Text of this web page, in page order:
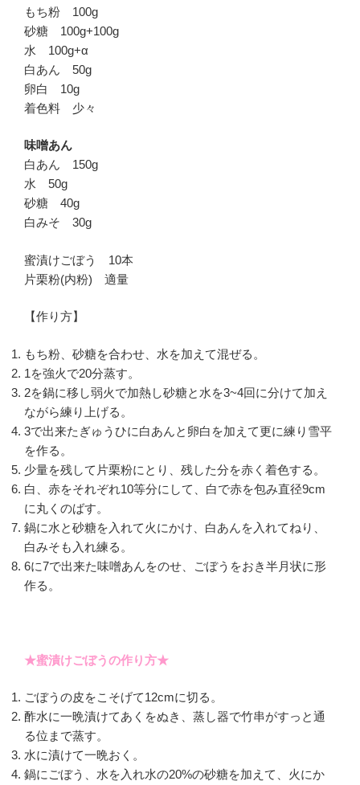
もち粉 100g
砂糖 100g+100g
水 100g+α
白あん 50g
卵白 10g
着色料 少々
味噌あん
白あん 150g
水 50g
砂糖 40g
白みそ 30g
蜜漬けごぼう 10本
片栗粉(内粉) 適量
【作り方】
もち粉、砂糖を合わせ、水を加えて混ぜる。
1を強火で20分蒸す。
2を鍋に移し弱火で加熱し砂糖と水を3~4回に分けて加え
ながら練り上げる。
3で出来たぎゅうひに白あんと卵白を加えて更に練り雪平
を作る。
少量を残して片栗粉にとり、残した分を赤く着色する。
白、赤をそれぞれ10等分にして、白で赤を包み直径9cm
に丸くのばす。
鍋に水と砂糖を入れて火にかけ、白あんを入れてねり、
白みそも入れ練る。
6に7で出来た味噌あんをのせ、ごぼうをおき半月状に形
作る。
★蜜漬けごぼうの作り方★
ごぼうの皮をこそげて12cmに切る。
酢水に一晩漬けてあくをぬき、蒸し器で竹串がすっと通
る位まで蒸す。
水に漬けて一晩おく。
鍋にごぼう、水を入れ水の20%の砂糖を加えて、火にか